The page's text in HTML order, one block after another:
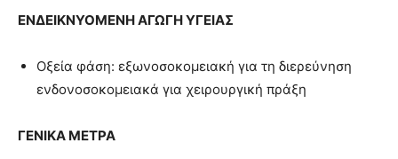
ΕΝΔΕΙΚΝΥΟΜΕΝΗ ΑΓΩΓΗ ΥΓΕΙΑΣ
Οξεία φάση: εξωνοσοκομειακή για τη διερεύνηση
ενδονοσοκομειακά για χειρουργική πράξη
ΓΕΝΙΚΑ ΜΕΤΡΑ